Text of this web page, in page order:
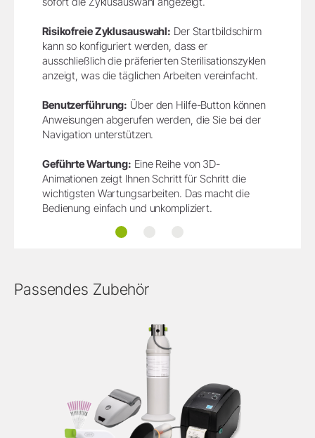
Risikofreie Zyklusauswahl: Der Startbildschirm
kann so konfiguriert werden, dass er
ausschließlich die präferierten Sterilisationszyklen
anzeigt, was die täglichen Arbeiten vereinfacht.
Benutzerführung: Über den Hilfe-Button können
Anweisungen abgerufen werden, die Sie bei der
Navigation unterstützen.
Geführte Wartung: Eine Reihe von 3D-
Animationen zeigt Ihnen Schritt für Schritt die
wichtigsten Wartungsarbeiten. Das macht die
Bedienung einfach und unkompliziert.
Intuitiven Menüs
Reduzierter Wartungsaufwand
Passendes Zubehör